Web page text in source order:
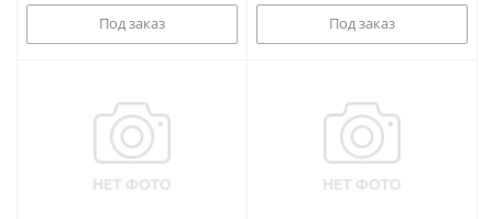
Под заказ Под заказ